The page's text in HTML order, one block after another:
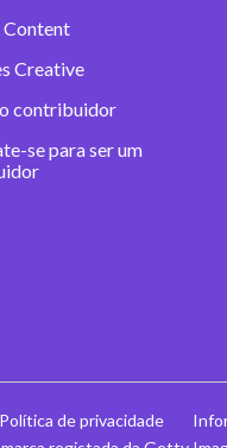
Content
Creative
contribuidor
se para ser um
Política de privacidade